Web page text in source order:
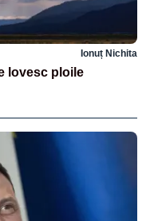
Ionuț Nichita
lovesc ploile